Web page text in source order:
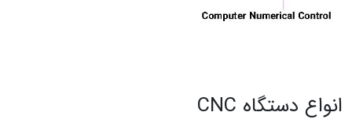
انواع دستگاه CNC